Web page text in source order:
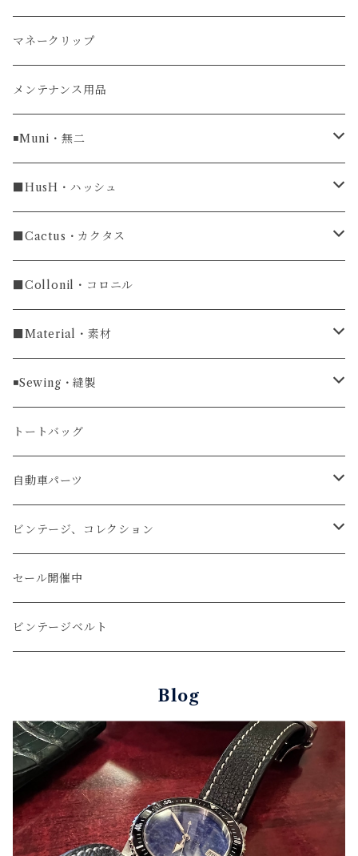
ガルーシャ（エイ）
牛革
ラグ幅16mm
ラグ幅18mm
ラグ幅19mm
ラグ幅20mm
ラグ幅22mm
ラグ幅24mm
マネークリップ
メンテナンス用品
◾️Muni・無二
長財布
長財布
ラウンドファスナー長財布
名刺入れ
小銭入れ
キーケース
時計ベルト
マネークリップ
腕時計
■HusH・ハッシュ
ラウンドファスナー
カードケース
マウスパッド
コインケース
キーホルダー
キーケース
■Cactus・カクタス
コインケース
キーホルダー
ライターケース
レザーウォッチ
文字盤Mサイズ（φ33mm）
文字盤Sサイズ（φ26mm）
レザーウォレット
ロング
ショート
タバコケース
カードケース
ウォレットロープ
■Collonil・コロニル
■Material・素材
クロコダイル
パイソン
リザード
エレファント
ガルーシャ（エイ）
アリゲーター
コードバン
牛革
◾️Sewing・縫製
ハンドステッチ（手縫い）仕立て
ミシンステッチ仕立て
トートバッグ
自動車パーツ
ステアリング
シフトノブ
ビンテージ、コレクション
ウッドキーホルダー
ZIPPO/ジッポー・ライター
セール開催中
ビンテージベルト
Blog